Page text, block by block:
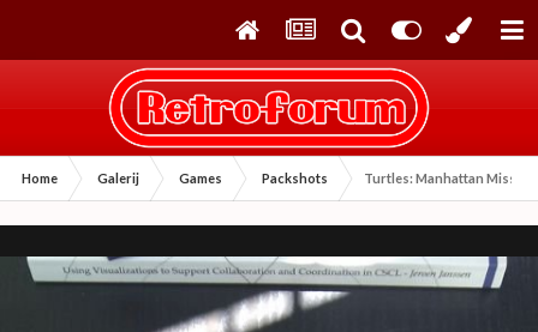
Home Galerij Games Packshots Turtles: Manhattan